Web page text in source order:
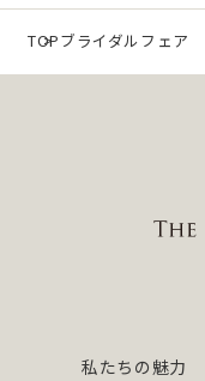
TOPブライダルフェア
私たちの魅力